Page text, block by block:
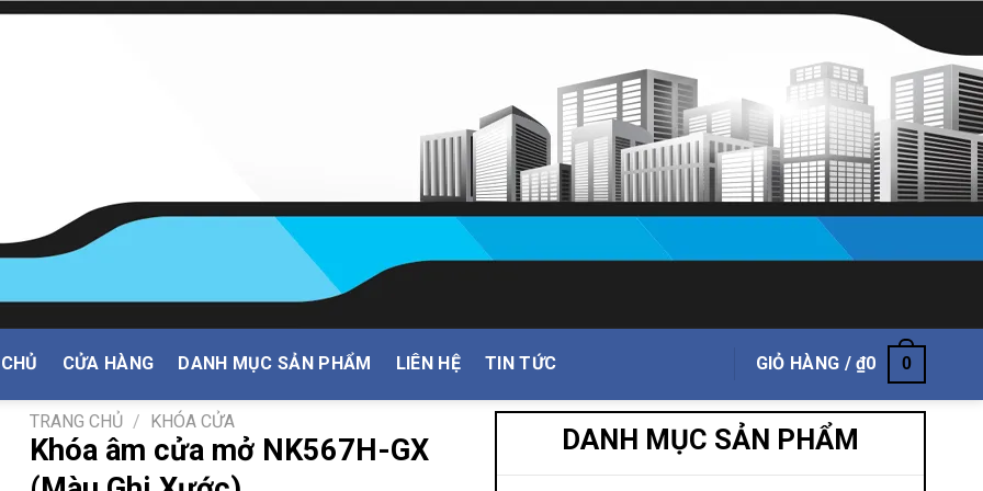
CỬA HÀNG DANH MỤC SẢN PHẨM LIÊN HỆ TIN TỨC GIỎ HÀNG /₫0 0
TRANG CHỦ / KHÓA CỬA
Khóa âm cửa mở NK567H-GX
DANH MỤC SẢN PHẨM